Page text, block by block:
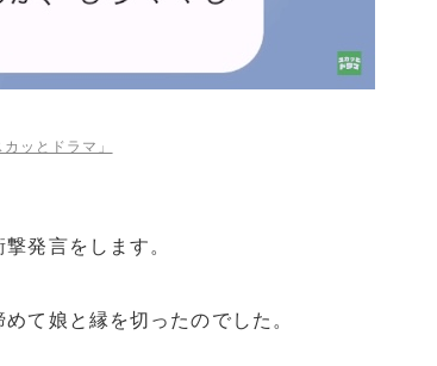
ッとドラマ」
発言をします。
て娘と縁を切ったのでした。